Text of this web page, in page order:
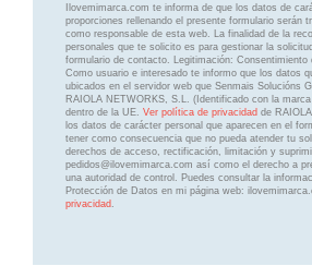
Ilovemimarca.com te informa de que los datos de
proporciones rellenando el presente formulario serán
como responsable de esta web. La finalidad de la
personales que te solicito es para gestionar la
formulario de contacto. Legitimación: Consentimiento
Como usuario e interesado te informo que los datos
ubicados en el servidor web que Senmais Solucións
RAIOLA NETWORKS, S.L. (Identificado con la
dentro de la UE. Ver política de privacidad de
los datos de carácter personal que aparecen en el
tener como consecuencia que no pueda atender tu
derechos de acceso, rectificación, limitación y
pedidos@ilovemimarca.com así como el derecho a
una autoridad de control. Puedes consultar la
Protección de Datos en mi página web:
privacidad